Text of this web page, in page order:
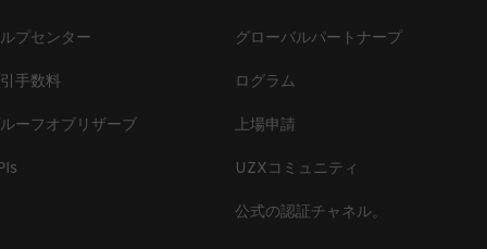
プセンター
手数料
ーフオブリザーブ
グローバルパートナープ
ログラム
上場申請
UZXコミュニティ
公式の認証チャネル。